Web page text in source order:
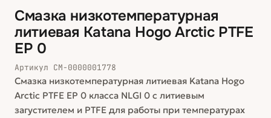
Смазка низкотемпературная
литиевая Katana Hogo Arctic PTFE
EP 0
Артикул СМ-0000001778
Смазка низкотемпературная литиевая Katana Hogo
Arctic PTFE EP 0 класса NLGI 0 с литиевым
загустителем и PTFE для работы при температурах